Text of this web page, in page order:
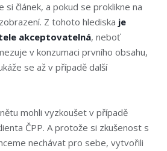
článek, a pokud se proklikne na
Z tohoto hlediska je
akceptovatelná, neboť
v konzumaci prvního obsahu,
se až v případě další
mohli vyzkoušet v případě
ČPP. A protože si zkušenost s
nechávat pro sebe, vytvořili